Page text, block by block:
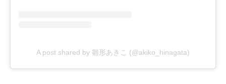
A post shared by 雛形あきこ (@akiko_hinagata)